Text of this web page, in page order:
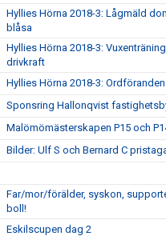
Hyllies Hörna 2018-3: Lågmäld
blåsa
Hyllies Hörna 2018-3:
drivkraft
Hyllies Hörna 2018-3:
Sponsring Hallonqvist
Malömömästerskapen P15 och
Bilder: Ulf S och Bernard C
Far/mor/förälder, syskon,
boll!
Eskilscupen dag 2